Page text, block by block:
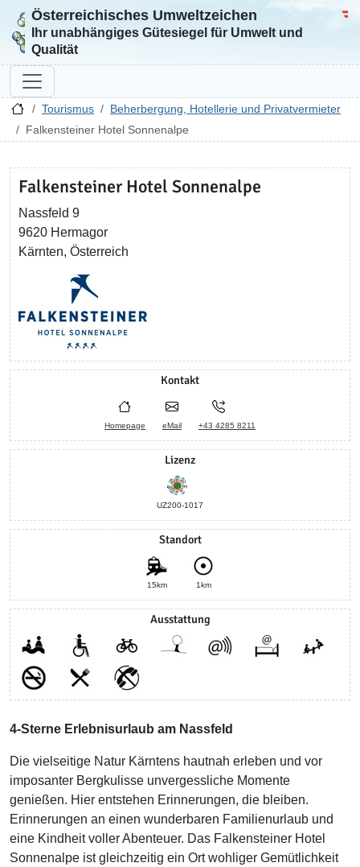
Zur Startseite
Österreichisches Umweltzeichen
Ihr unabhängiges Gütesiegel für Umwelt und
Qualität
Tourismus
Beherbergung, Hotellerie und Privatvermieter
Falkensteiner Hotel Sonnenalpe
Falkensteiner Hotel Sonnenalpe
Nassfeld 9
9620 Hermagor
Kärnten, Österreich
Kontakt
Homepage eMail +43 4285 8211
Lizenz
UZ200-1017
Standort
15km 1km
Ausstattung
4-Sterne Erlebnisurlaub am Nassfeld
Die vielseitige Natur Kärntens hautnah erleben und vor
imposanter Bergkulisse unvergessliche Momente
genießen. Hier entstehen Erinnerungen, die bleiben.
Erinnerungen an einen wunderbaren Familienurlaub und
eine Kindheit voller Abenteuer. Das Falkensteiner Hotel
Sonnenalpe ist gleichzeitig ein Ort wohliger Gemütlichkeit